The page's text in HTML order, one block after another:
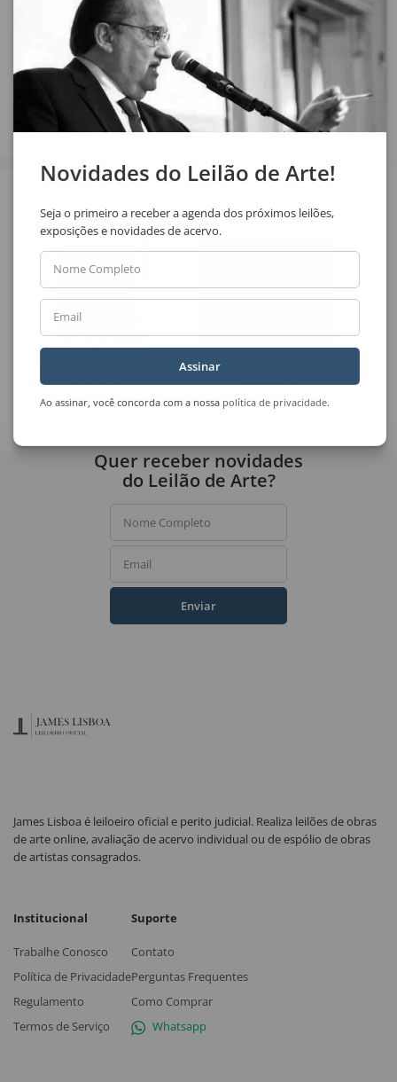
Compartilhar
Universo
Marcelo Grassmann
Sem Título
Novidades do Leilão de Arte!
Seja o primeiro a receber a agenda dos próximos leilões,
exposições e novidades de acervo.
Nome Completo
Email
Assinar
Ao assinar, você concorda com a nossa política de privacidade.
Quer receber novidades
do Leilão de Arte?
Nome Completo
Email
Enviar
James Lisboa é leiloeiro oficial e perito judicial. Realiza leilões de obras
de arte online, avaliação de acervo individual ou de espólio de obras
de artistas consagrados.
Institucional
Trabalhe Conosco
Política de Privacidade
Regulamento
Termos de Serviço
Suporte
Contato
Perguntas Frequentes
Como Comprar
Whatsapp